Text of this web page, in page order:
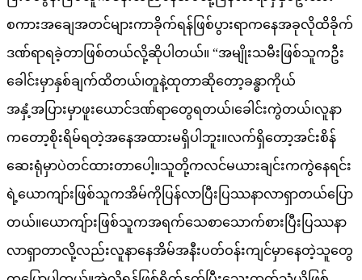
စကားအချေအတင်များကာခိုက်ရန်ဖြစ်ပွားရာကနေအခုလိုထိခိုက်
ဒဏ်ရာရခဲ့တာဖြစ်တယ်လို့ဆိုပါတယ်။ “အမျိုးသမီးဖြစ်သူကဦး
ခေါင်းမှာနှစ်ချက်ထိတယ်၊တူနဲ့ထုတာဆိုတော့ခန္ဓာကိုယ်
အနှံ့အပြားမှာဖူးယောင်ဒဏ်ရာတွေရတယ်၊ခေါင်းကွဲတယ်၊လူနာ
ကတော့စိုးရိမ်ရတဲ့အနေအထားမရှိပါဘူး။လက်ရှိတော့အင်းစိန်
ဆေးရုံမှာပဲတင်ထားတာပေါ့။သူတို့ကလင်မယားချင်းကကွဲနေရင်း
ရဲ့ယောကျာ်းဖြစ်သူကအိမ်ကိုပြန်လာပြီးပြဿနာလာရှာတယ်ပြော
တယ်။ယောကျ်ားဖြစ်သူကအရက်သေစာသောက်စားပြီးပြဿနာ
လာရှာတာလို့လည်းလူနာနေအိမ်အနီးပတ်ဝန်းကျင်မှာနေတဲ့သူတွေ